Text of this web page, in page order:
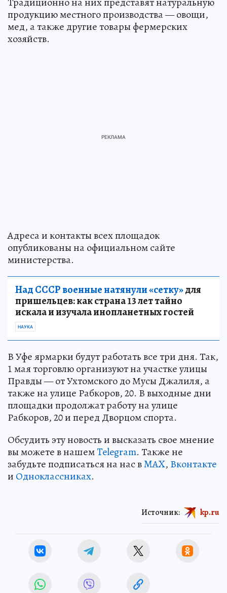
продукцию местного производства — овощи,
мед, а также другие товары фермерских
хозяйств.
Адреса и контакты всех площадок
опубликованы на официальном сайте
министерства.
Над СССР военные натянули «сетку»для
пришельцев: как страна 13 лет тайно
искала и изучала инопланетных гостей
НАУКА
В Уфе ярмарки будут работать все три дня. Так,
1 мая торговлю организуют на участке улицы
Правды — от Ухтомского до Мусы Джалиля, а
также на улице Рабкоров, 20. В выходные дни
площадки продолжат работу на улице
Рабкоров, 20 и перед Дворцом спорта.
Обсудить эту новость и высказать свое мнение
вы можете в нашемTelegram. Также не
забудьте подписаться на нас вMAX, Вконтакте
и Одноклассниках.
Источник: kp.ru